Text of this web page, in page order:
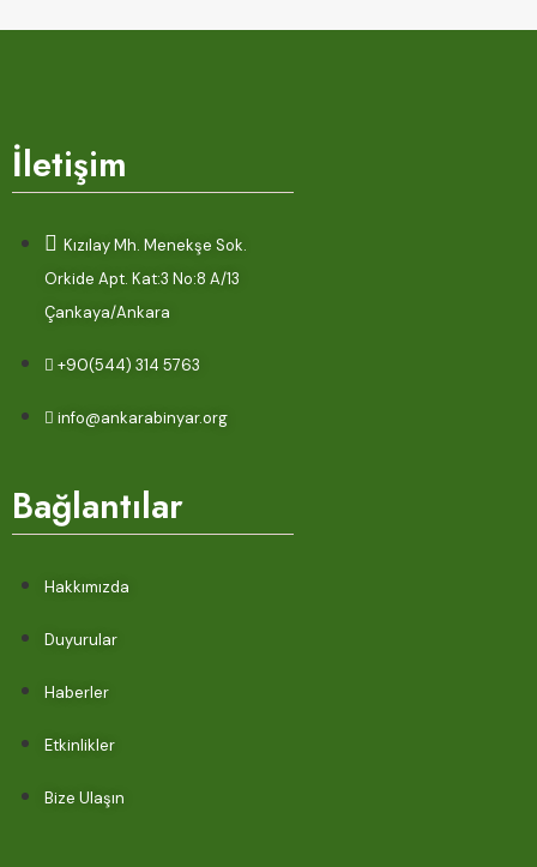
İletişim
Kızılay Mh. Menekşe Sok.
Orkide Apt. Kat:3 No:8 A/13
Çankaya/Ankara
+90(544) 314 5763
info@ankarabinyar.org
Bağlantılar
Hakkımızda
Duyurular
Haberler
Etkinlikler
Bize Ulaşın